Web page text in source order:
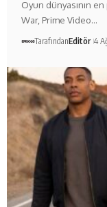
Oyun dünyasının
War, Prime Video…
TarafındanEditör 4